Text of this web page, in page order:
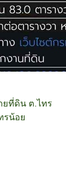
ที่ดิน ต.ไทร
รน้อย